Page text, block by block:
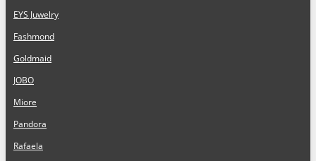
EYS Juwelry
Fashmond
Goldmaid
JOBO
Miore
Pandora
Rafaela